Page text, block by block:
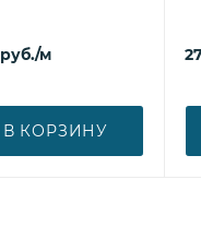
руб./м
В КОРЗИНУ